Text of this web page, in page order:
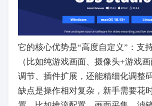
它的核心优势是“高度自定义”：支
（比如纯游戏画面、摄像头+游戏
调节、插件扩展，还能精细化调整
缺点是操作相对复杂，新手需要花